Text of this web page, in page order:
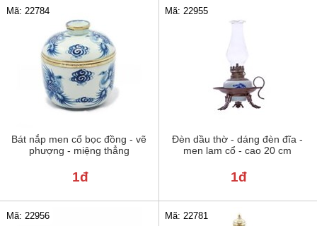
Bát nắp men cổ bọc đồng - vẽ
phượng - miệng thẳng
Mã: 22784
1đ
Đèn dầu thờ - dáng đèn đĩa -
men lam cổ - cao 20 cm
Mã: 22955
1đ
Mã: 22956 Mã: 22781